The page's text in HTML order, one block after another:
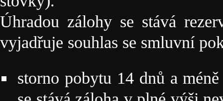
Úhradou zálohy se stává
vyjadřuje souhlas se smluvní
storno pobytu 14 dnů a